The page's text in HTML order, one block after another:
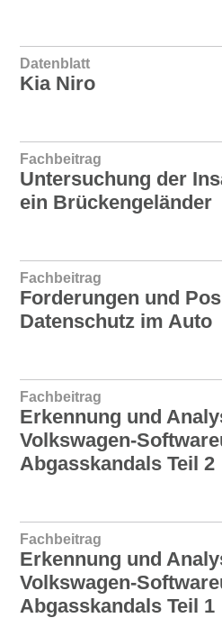
Datenblatt
Kia Niro
Fachbeitrag
Untersuchung der
ein Brückengeländer
Fachbeitrag
Forderungen und
Datenschutz im Auto
Fachbeitrag
Erkennung und
Volkswagen-
Abgasskandals Teil 2
Fachbeitrag
Erkennung und
Volkswagen-
Abgasskandals Teil 1